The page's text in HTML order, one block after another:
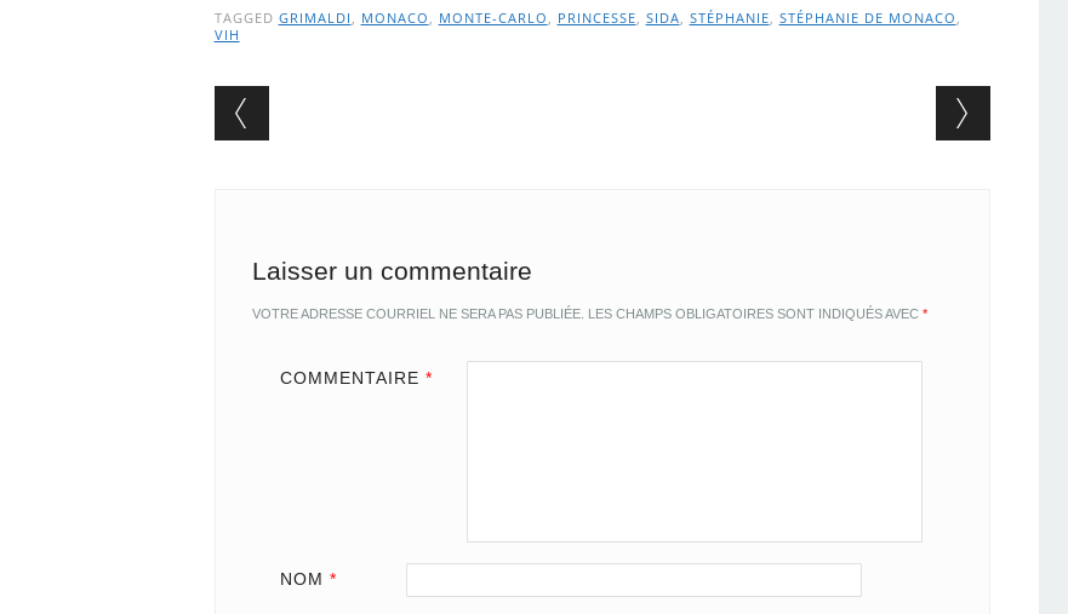
TAGGED GRIMALDI , MONACO , MONTE-CARLO , PRINCESSE, SIDA, STÉPHANIE, STÉPHANIE DE MONACO ,
VIH
Post navigation
Laisser un commentaire
VOTRE ADRESSE COURRIEL NE SERA PAS PUBLIÉE. LES CHAMPS OBLIGATOIRES SONT INDIQUÉS AVEC *
COMMENTAIRE *
NOM *